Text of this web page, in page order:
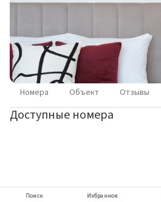
Номера Объект Отзывы
Доступные номера
Поиск Избранное